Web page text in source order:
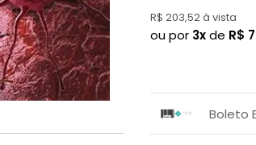
R$ 203,52 à vista
ou por 3xde R$
Boleto